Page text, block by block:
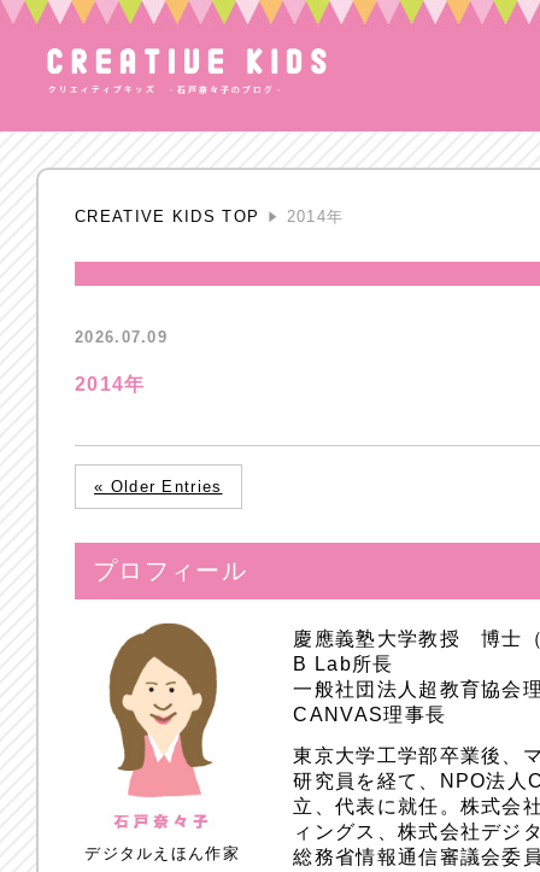
CREATIVE KIDS TOP 2014年
2026.07.09
2014年
« Older Entries
プロフィール
デジタルえほん作家
慶應義塾大学教授 博士
B Lab所長
一般社団法人超教育協会
CANVAS理事長
東京大学工学部卒業後、
研究員を経て、NPO法人
立、代表に就任。株式会
ィングス、株式会社デジ
総務省情報通信審議会委